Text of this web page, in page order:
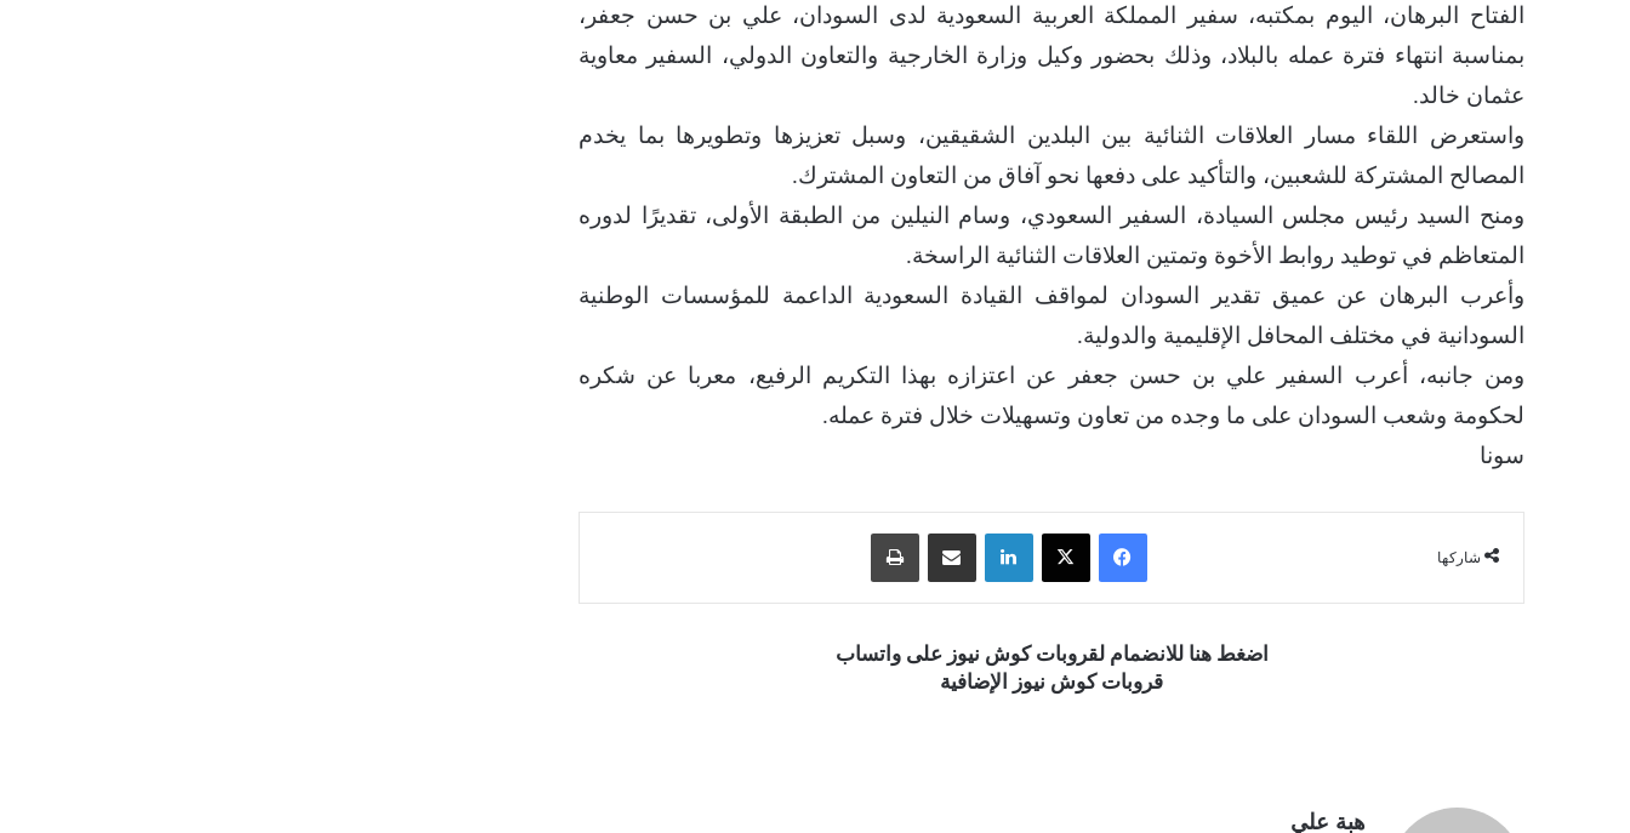
الفتاح البرهان، اليوم بمكتبه، سفير المملكة العربية السعودية لدى السودان، علي بن حسن جعفر،
بمناسبة انتهاء فترة عمله بالبلاد، وذلك بحضور وكيل وزارة الخارجية والتعاون الدولي، السفير معاوية
عثمان خالد.
​واستعرض اللقاء مسار العلاقات الثنائية بين البلدين الشقيقين، وسبل تعزيزها وتطويرها بما يخدم
المصالح المشتركة للشعبين، والتأكيد على دفعها نحو آفاق من التعاون المشترك.
ومنح السيد رئيس مجلس السيادة، السفير السعودي، وسام النيلين من الطبقة الأولى، تقديرًا لدوره
المتعاظم في توطيد روابط الأخوة وتمتين العلاقات الثنائية الراسخة.
وأعرب البرهان عن عميق تقدير السودان لمواقف القيادة السعودية الداعمة للمؤسسات الوطنية
السودانية في مختلف المحافل الإقليمية والدولية.
​ومن جانبه، أعرب السفير علي بن حسن جعفر عن اعتزازه بهذا التكريم الرفيع، معربا عن شكره
لحكومة وشعب السودان على ما وجده من تعاون وتسهيلات خلال فترة عمله.
سونا
شاركها
فيسبوك ‫X لينكدإن مشاركة عبر البريد
اضغط هنا للانضمام لقروبات كوش نيوز على واتساب
قروبات كوش نيوز الإضافية
هبة علي